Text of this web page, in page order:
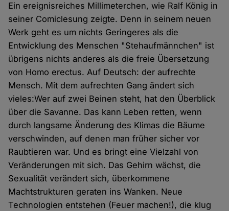
Ein ereignisreiches Millimeterchen, wie Ralf König in
seiner Comiclesung zeigte. Denn in seinem neuen
Werk geht es um nichts Geringeres als die
Entwicklung des Menschen "Stehaufmännchen" ist
übrigens nichts anderes als die freie Übersetzung
von Homo erectus. Auf Deutsch: der aufrechte
Mensch. Mit dem aufrechten Gang ändert sich
vieles:Wer auf zwei Beinen steht, hat den Überblick
über die Savanne. Das kann Leben retten, wenn
durch langsame Änderung des Klimas die Bäume
verschwinden, auf denen man früher sicher vor
Raubtieren war. Und es bringt eine Vielzahl von
Veränderungen mit sich. Das Gehirn wächst, die
Sexualität verändert sich, überkommene
Machtstrukturen geraten ins Wanken. Neue
Technologien entstehen (Feuer machen!), die klug